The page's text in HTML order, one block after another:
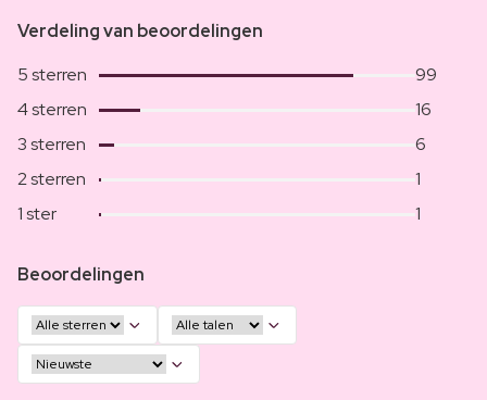
Verdeling van beoordelingen
5 sterren
99
4 sterren
16
3 sterren
6
2 sterren
1
1 ster
1
Beoordelingen